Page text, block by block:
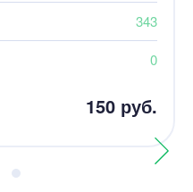
343
0
150 руб.